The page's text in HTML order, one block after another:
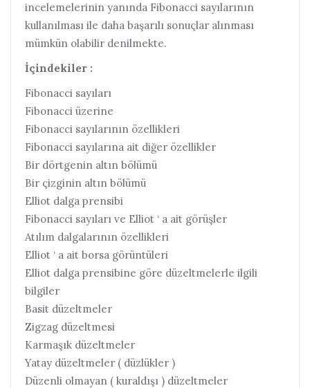
incelemelerinin yanında Fibonacci sayılarının
kullanılması ile daha başarılı sonuçlar alınması
mümkün olabilir denilmekte.
İçindekiler :
Fibonacci sayıları
Fibonacci üzerine
Fibonacci sayılarının özellikleri
Fibonacci sayılarına ait diğer özellikler
Bir dörtgenin altın bölümü
Bir çizginin altın bölümü
Elliot dalga prensibi
Fibonacci sayıları ve Elliot ‘ a ait görüşler
Atılım dalgalarının özellikleri
Elliot ‘ a ait borsa görüntüleri
Elliot dalga prensibine göre düzeltmelerle ilgili
bilgiler
Basit düzeltmeler
Zigzag düzeltmesi
Karmaşık düzeltmeler
Yatay düzeltmeler ( düzlükler )
Düzenli olmayan ( kuraldışı ) düzeltmeler